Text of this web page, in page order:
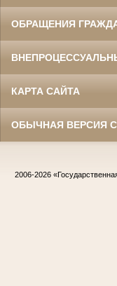
ОБРАЩЕНИЯ
КАРТА САЙТА
ОБЫЧНАЯ ВЕРСИЯ
2006-2026